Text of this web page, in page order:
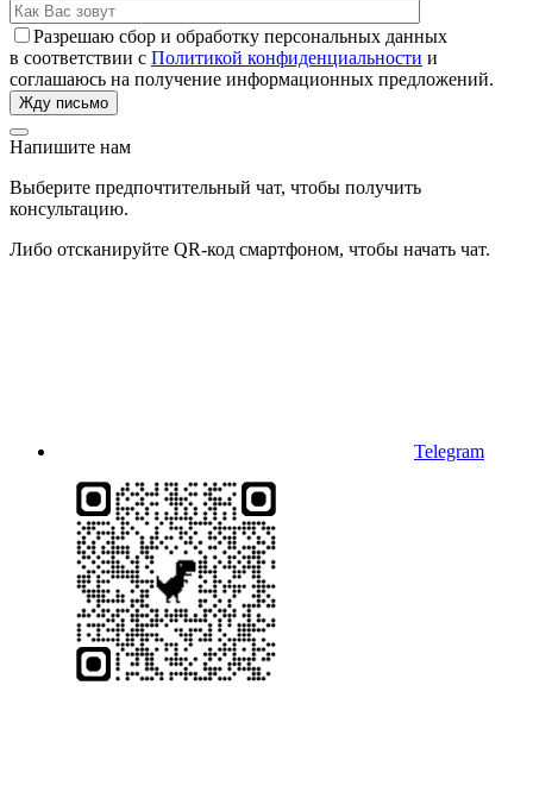
Разрешаю сбор и обработку персональных данных
в соответствии с Политикой конфиденциальности и
соглашаюсь на получение информационных предложений.
Напишите нам
Выберите предпочтительный чат, чтобы получить
консультацию.
Либо отсканируйте QR-код смартфоном, чтобы начать чат.
Telegram